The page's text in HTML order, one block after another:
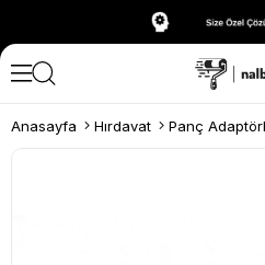
Anasayfa Hırdavat Panç